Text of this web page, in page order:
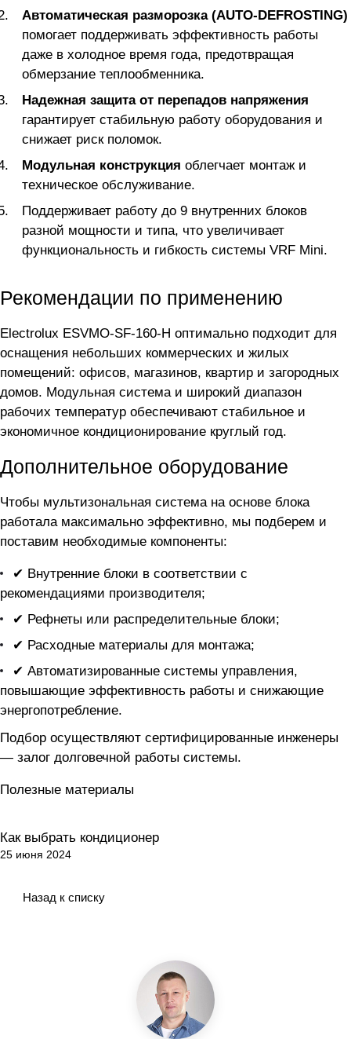
Автоматическая разморозка (AUTO-DEFROSTING)
помогает поддерживать эффективность работы
даже в холодное время года, предотвращая
обмерзание теплообменника.
Надежная защита от перепадов напряжения
гарантирует стабильную работу оборудования и
снижает риск поломок.
Модульная конструкция облегчает монтаж и
техническое обслуживание.
Поддерживает работу до 9 внутренних блоков
разной мощности и типа, что увеличивает
функциональность и гибкость системы VRF Mini.
Рекомендации по применению
Electrolux ESVMO-SF-160-H оптимально подходит для
оснащения небольших коммерческих и жилых
помещений: офисов, магазинов, квартир и загородных
домов. Модульная система и широкий диапазон
рабочих температур обеспечивают стабильное и
экономичное кондиционирование круглый год.
Дополнительное оборудование
Чтобы мультизональная система на основе блока
работала максимально эффективно, мы подберем и
поставим необходимые компоненты:
✔ Внутренние блоки в соответствии с
рекомендациями производителя;
✔ Рефнеты или распределительные блоки;
✔ Расходные материалы для монтажа;
✔ Автоматизированные системы управления,
повышающие эффективность работы и снижающие
энергопотребление.
Подбор осуществляют сертифицированные инженеры
— залог долговечной работы системы.
Полезные материалы
Как выбрать?
Как выбрать кондиционер
25 июня 2024
Назад к списку